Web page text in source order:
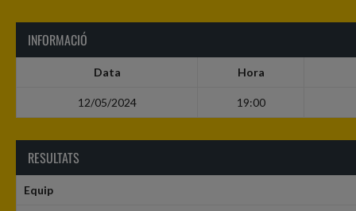
INFORMACIÓ
Data Hora
12/05/2024 19:00
RESULTATS
Equip